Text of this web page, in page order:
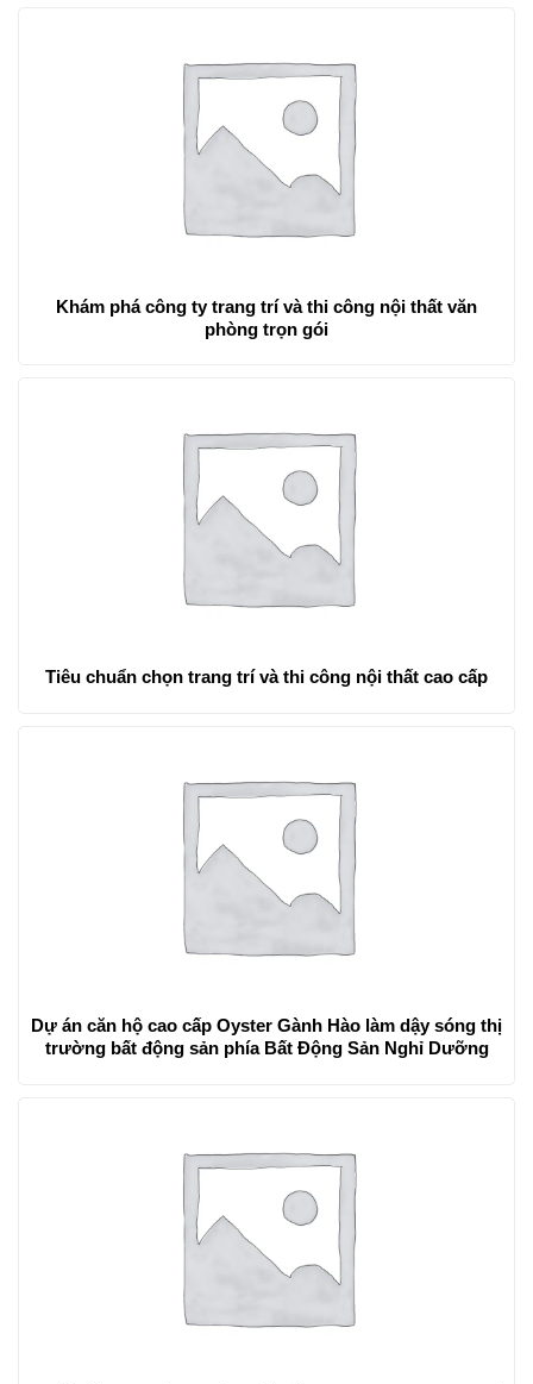
Khám phá công ty trang trí và thi công nội thất văn
phòng trọn gói
Tiêu chuẩn chọn trang trí và thi công nội thất cao cấp
Dự án căn hộ cao cấp Oyster Gành Hào làm dậy sóng thị
trường bất động sản phía Bất Động Sản Nghỉ Dưỡng